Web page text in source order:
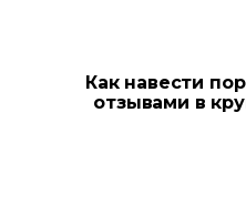
Как навести
отзывами в